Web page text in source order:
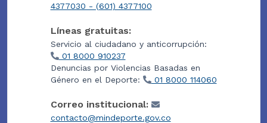
4377030 - (601) 4377100
Líneas gratuitas:
Servicio al ciudadano y anticorrupción:
01 8000 910237
Denuncias por Violencias Basadas en
Género en el Deporte:
01 8000 114060
Correo institucional:
contacto@mindeporte.gov.co